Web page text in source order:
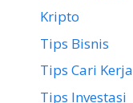
Kripto
Tips Bisnis
Tips Cari Kerja
Tips Investasi